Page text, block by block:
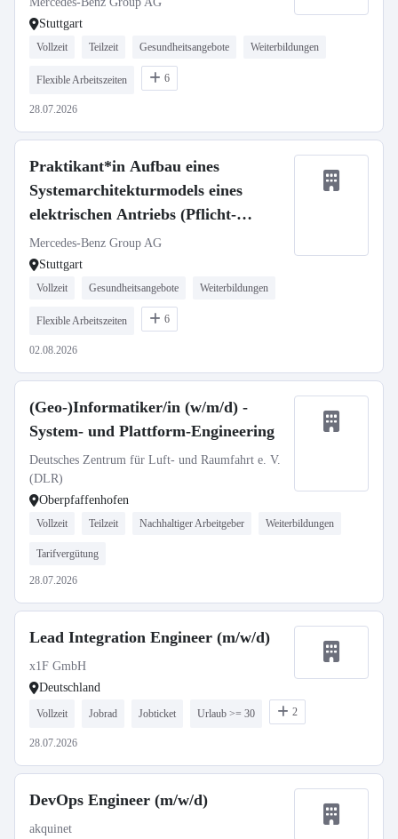
Stuttgart
Vollzeit Teilzeit Gesundheitsangebote Weiterbildungen
Flexible Arbeitszeiten 6
28.07.2026
Praktikant*in Aufbau eines
Systemarchitekturmodels eines
elektrischen Antriebs (Pflicht-
Praktikum)
Mercedes-Benz Group AG
Stuttgart
Vollzeit Gesundheitsangebote Weiterbildungen
Flexible Arbeitszeiten 6
02.08.2026
(Geo-)Informatiker/in (w/m/d) -
System- und Plattform-Engineering
Deutsches Zentrum für Luft- und Raumfahrt e. V.
(DLR)
Oberpfaffenhofen
Vollzeit Teilzeit Nachhaltiger Arbeitgeber Weiterbildungen
Tarifvergütung
28.07.2026
Lead Integration Engineer (m/w/d)
x1F GmbH
Deutschland
Vollzeit Jobrad Jobticket Urlaub >= 30 2
28.07.2026
DevOps Engineer (m/w/d)
akquinet